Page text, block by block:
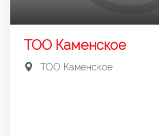
ТОО Каменское
ТОО Каменское